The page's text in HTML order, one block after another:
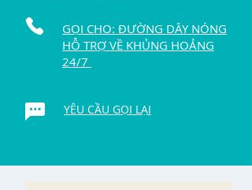
GỌI CHO: ĐƯỜNG DÂY NÓNG
HỖ TRỢ VỀ KHỦNG HOẢNG
24/7
YÊU CẦU GỌI LẠI